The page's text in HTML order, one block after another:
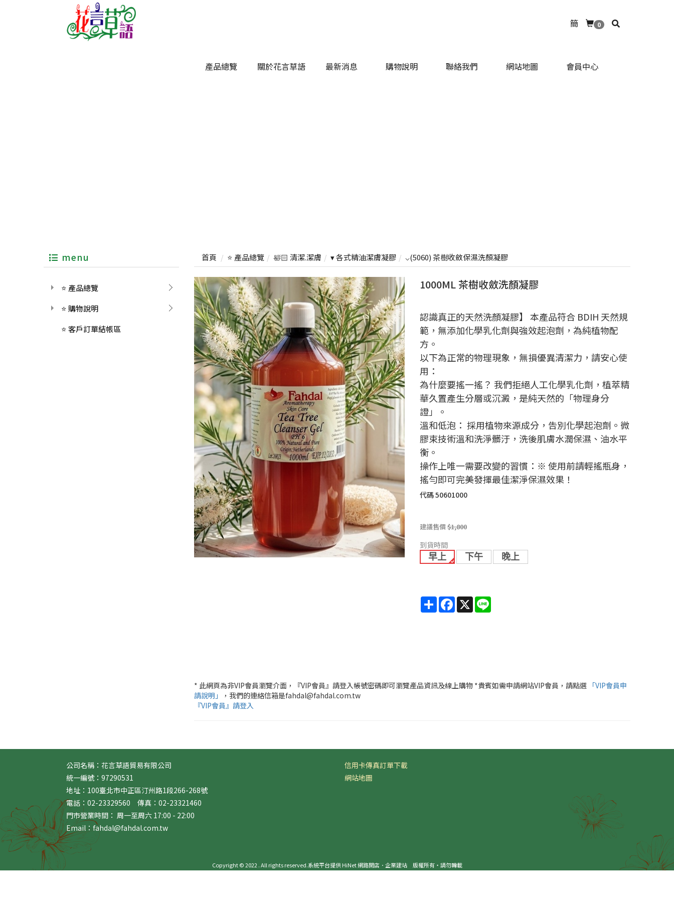
簡 0
產品總覽 關於花言草語 最新消息 購物說明 聯絡我們 網站地圖 會員中心
menu
⭐ 產品總覽
⭐ 購物說明
⭐ 客戶訂單結帳區
首頁 ⭐ 產品總覽 🛀🏻 清潔.潔膚 ▾ 各式精油潔膚凝膠 ⌵(5060) 茶樹收斂保濕洗顏凝膠
1000ML 茶樹收斂洗顏凝膠
認識真正的天然洗顏凝膠】 本產品符合 BDIH 天然規
範，無添加化學乳化劑與強效起泡劑，為純植物配
方。
以下為正常的物理現象，無損優異清潔力，請安心使
用：
為什麼要搖一搖？ 我們拒絕人工化學乳化劑，植萃精
華久置產生分層或沉澱，是純天然的「物理身分
證」。
溫和低泡： 採用植物來源成分，告別化學起泡劑。微
膠束技術溫和洗淨髒汙，洗後肌膚水潤保濕、油水平
衡。
操作上唯一需要改變的習慣：※ 使用前請輕搖瓶身，
搖勻即可完美發揮最佳潔淨保濕效果！
代碼50601000
建議售價$1,800
到貨時間
早上
下午 晚上
Share Facebook
X
* 此網頁為非VIP會員瀏覽介面，『VIP會員』請登入帳號密碼即可瀏覽產品資訊及線上購物 *貴賓如需申請網站VIP會員，請點選 「VIP會員申
請說明」
，我們的連絡信箱是fahdal@fahdal.com.tw
『VIP會員』請登入
公司名稱：花言草語貿易有限公司
統一編號：97290531
地址：100臺北市中正區汀州路1段266-268號
電話：02-23329560 傳真：02-23321460
門市營業時間： 周一至周六 17:00 - 22:00
Email：fahdal@fahdal.com.tw
信用卡傳真訂單下載
網站地圖
Copyright © 2022 . All rights reserved.系統平台提供 HiNet 網路開店．企業建站版權所有‧請勿轉載